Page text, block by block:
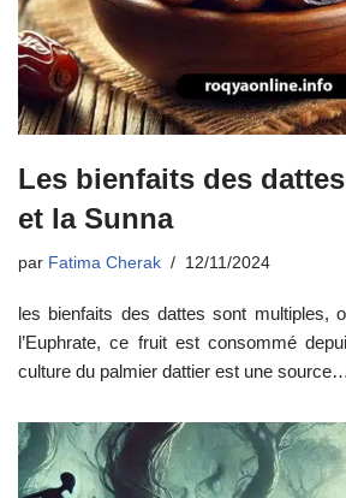
Les bienfaits des
et la Sunna
par Fatima Cherak 12/11/2024
les bienfaits des dattes sont multiples,
l’Euphrate, ce fruit est consommé
culture du palmier dattier est une source…